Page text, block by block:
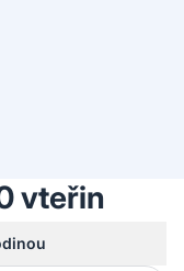
vteřin